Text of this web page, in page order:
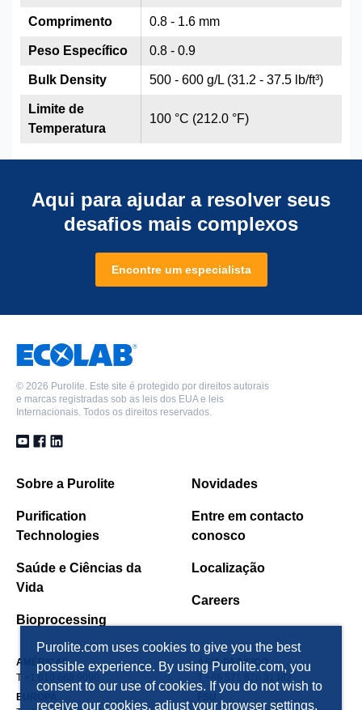
0.8 - 1.6 mm
0.8 - 0.9
500 - 600 g/L (31.2 - 37.5 lb/ft³)
100 °C (212.0 °F)
Comprimento
Peso Específico
Bulk Density
Limite de
Temperatura
Purolite.com uses cookies to give you the best
possible experience. By using Purolite.com, you
consent to our use of cookies. If you do not wish to
receive our cookies, adjust your browser settings.
Aqui para ajudar a resolver seus
desafios mais complexos
Encontre um especialista
© 2026 Purolite. Este site é protegido por direitos autorais
e marcas registradas sob as leis dos EUA e leis
Internacionais. Todos os direitos reservados.
Sobre a Purolite
Purification
Technologies
Saúde e Ciências da
Vida
Bioprocessing
Novidades
Entre em contacto
conosco
Localização
Careers
AMÉRICAS
T +1 610 668 9090
ÁSIA PACÍFICO
EUROPA